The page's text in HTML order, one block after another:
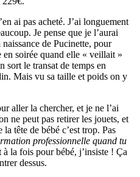
ai pas acheté. J’ai longuement
Je pense que je l’aurai
de Pucinette, pour
soirée quand elle « veillait »
sort le transat de temps en
Mais vu sa taille et poids on y
aller la chercher, et je ne l’ai
ne peut pas retirer les jouets, et
tête de bébé c’est trop. Pas
professionnelle quand tu
la fois pour bébé, j’insiste ! Ça
dessus.